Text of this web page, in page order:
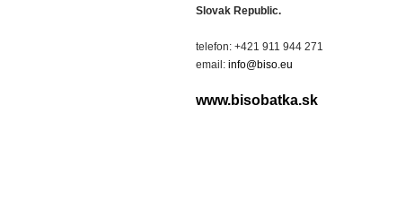
Slovak Republic.
telefon: +421 911 944 271
email: info@biso.eu
www.bisobatka.sk